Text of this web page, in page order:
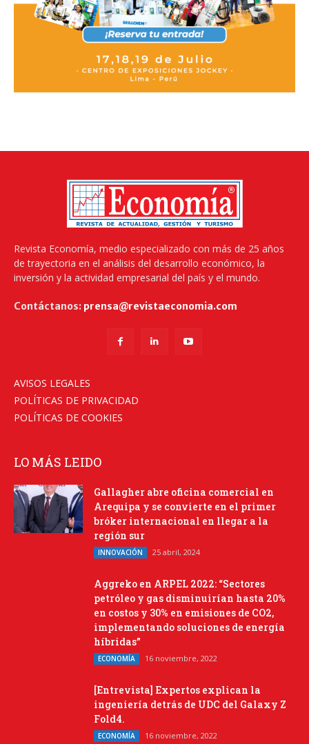
Revista Economía, medio especializado con más de 25 años
de trayectoria en el análisis del desarrollo económico, la
inversión y la actividad empresarial del país y el mundo.
Contáctanos: prensa@revistaeconomia.com
AVISOS LEGALES
POLÍTICAS DE PRIVACIDAD
POLÍTICAS DE COOKIES
LO MÁS LEIDO
Gallagher abre oficina comercial en
Arequipa y se convierte en el primer
bróker internacional en llegar a la
región sur
INNOVACIÓN 25 abril, 2024
Aggreko en ARPEL 2022: “Sectores
petróleo y gas disminuirían hasta 20%
en costos y 30% en emisiones de CO2,
implementando soluciones de energía
híbridas”
ECONOMÍA 16 noviembre, 2022
[Entrevista] Expertos explican la
ingeniería detrás de UDC del Galaxy Z
Fold4.
ECONOMÍA 16 noviembre, 2022